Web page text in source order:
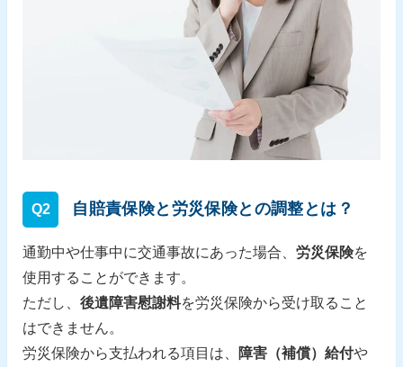
Q2 自賠責保険と労災保険との調整とは？
通勤中や仕事中に交通事故にあった場合、労災保険を
使用することができます。
ただし、後遺障害慰謝料を労災保険から受け取ること
はできません。
労災保険から支払われる項目は、
障害（補償）給付や